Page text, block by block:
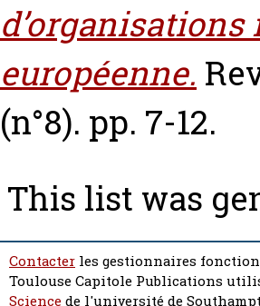
européenne.
(n°8). pp. 7-12.
This list was
Contacter les gestionnaires
Toulouse Capitole Publications
Sciencede l'université de